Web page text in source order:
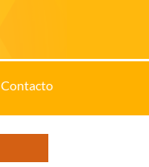
Contacto